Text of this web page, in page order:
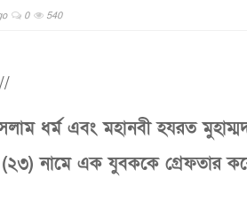
0 540
ধর্ম এবং মহানবী হযরত
(২৩) নামে এক যুবককে গ্রেফতার